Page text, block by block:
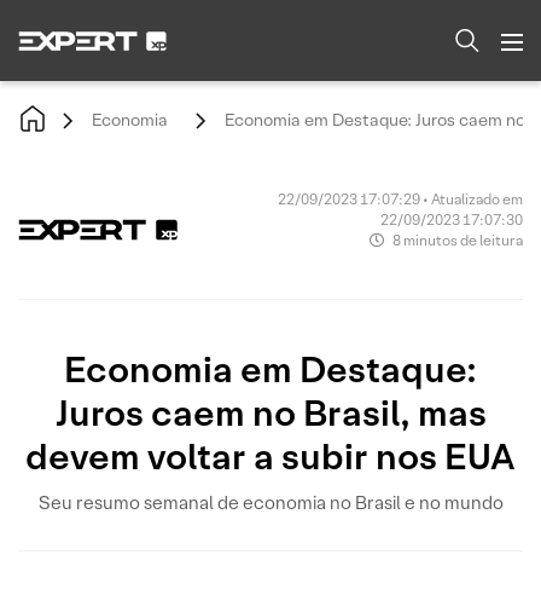
Economia Economia em Destaque: Juros caem no
22/09/2023 17:07:29 • Atualizado em
22/09/2023 17:07:30
8 minutos de leitura
Economia em Destaque:
Juros caem no Brasil, mas
devem voltar a subir nos EUA
Seu resumo semanal de economia no Brasil e no mundo